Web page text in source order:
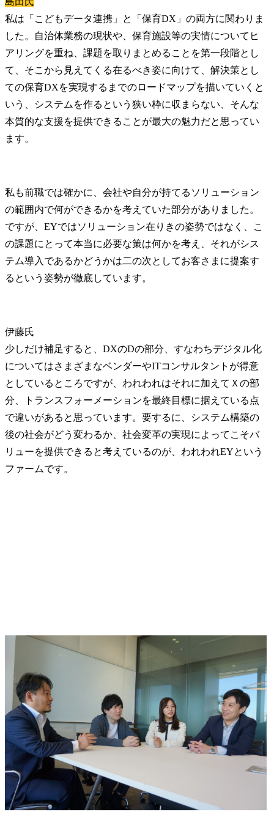
私は「こどもデータ連携」と「保育DX」の両方に関わりま
した。自治体業務の現状や、保育施設等の実情についてヒ
アリングを重ね、課題を取りまとめることを第一段階とし
て、そこから見えてくる在るべき姿に向けて、解決策とし
ての保育DXを実現するまでのロードマップを描いていくと
いう、システムを作るという狭い枠に収まらない、そんな
本質的な支援を提供できることが最大の魅力だと思ってい
ます。
私も前職では確かに、会社や自分が持てるソリューション
の範囲内で何ができるかを考えていた部分がありました。
ですが、EYではソリューション在りきの姿勢ではなく、こ
の課題にとって本当に必要な策は何かを考え、それがシス
テム導入であるかどうかは二の次としてお客さまに提案す
るという姿勢が徹底しています。
伊藤氏
少しだけ補足すると、DXのDの部分、すなわちデジタル化
についてはさまざまなベンダーやITコンサルタントが得意
としているところですが、われわれはそれに加えてＸの部
分、トランスフォーメーションを最終目標に据えている点
で違いがあると思っています。要するに、システム構築の
後の社会がどう変わるか、社会変革の実現によってこそバ
リューを提供できると考えているのが、われわれEYという